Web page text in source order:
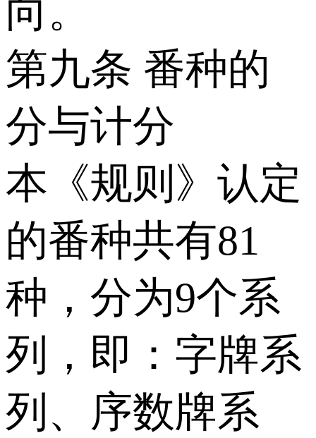
向。
第九条 番种的
分与计分
本《规则》认定
的番种共有81
种，分为9个系
列，即：字牌系
列、序数牌系